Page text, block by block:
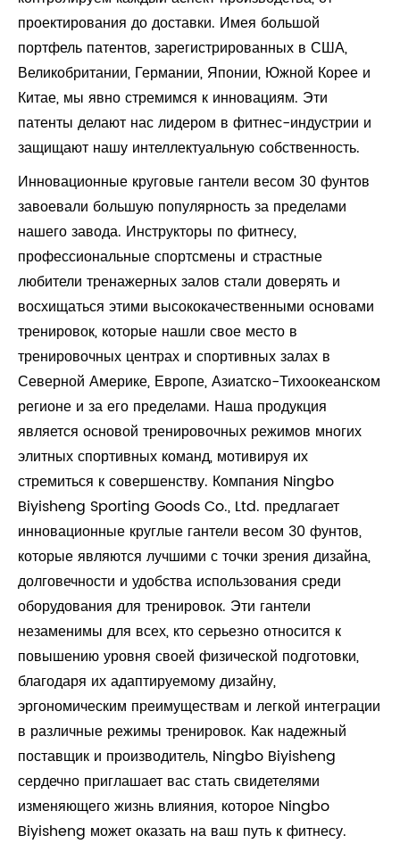
проектирования до доставки. Имея большой
портфель патентов, зарегистрированных в США,
Великобритании, Германии, Японии, Южной Корее и
Китае, мы явно стремимся к инновациям. Эти
патенты делают нас лидером в фитнес-индустрии и
защищают нашу интеллектуальную собственность.
Инновационные круговые гантели весом 30 фунтов
завоевали большую популярность за пределами
нашего завода. Инструкторы по фитнесу,
профессиональные спортсмены и страстные
любители тренажерных залов стали доверять и
восхищаться этими высококачественными основами
тренировок, которые нашли свое место в
тренировочных центрах и спортивных залах в
Северной Америке, Европе, Азиатско-Тихоокеанском
регионе и за его пределами. Наша продукция
является основой тренировочных режимов многих
элитных спортивных команд, мотивируя их
стремиться к совершенству. Компания Ningbo
Biyisheng Sporting Goods Co., Ltd. предлагает
инновационные круглые гантели весом 30 фунтов,
которые являются лучшими с точки зрения дизайна,
долговечности и удобства использования среди
оборудования для тренировок. Эти гантели
незаменимы для всех, кто серьезно относится к
повышению уровня своей физической подготовки,
благодаря их адаптируемому дизайну,
эргономическим преимуществам и легкой интеграции
в различные режимы тренировок. Как надежный
поставщик и производитель, Ningbo Biyisheng
сердечно приглашает вас стать свидетелями
изменяющего жизнь влияния, которое Ningbo
Biyisheng может оказать на ваш путь к фитнесу.